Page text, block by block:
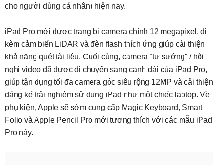
cho người dùng cá nhân) hiện nay.
iPad Pro mới được trang bị camera chính 12 megapixel, đi
kèm cảm biến LiDAR và đèn flash thích ứng giúp cải thiện
khả năng quét tài liệu. Cuối cùng, camera “tự sướng” / hội
nghị video đã được di chuyển sang cạnh dài của iPad Pro,
giúp tận dụng tối đa camera góc siêu rộng 12MP và cải thiện
đáng kể trải nghiệm sử dụng iPad như một chiếc laptop. Về
phụ kiện, Apple sẽ sớm cung cấp Magic Keyboard, Smart
Folio và Apple Pencil Pro mới tương thích với các mẫu iPad
Pro này.